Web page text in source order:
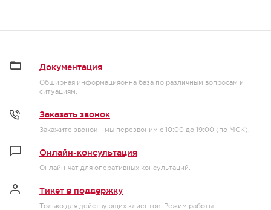
Документация
Обширная информацияонна база по различным вопросам и
ситуациям.
Заказать звонок
Закажите звонок – мы перезвоним с 10:00 до 19:00 (по МСК).
Онлайн-консультация
Онлайн-чат для оперативных консультаций.
Тикет в поддержку
Только для действующих клиентов. Режим работы